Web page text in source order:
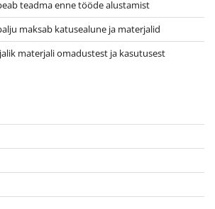
teadma enne tööde alustamist
maksab katusealune ja materjalid
materjali omadustest ja kasutusest